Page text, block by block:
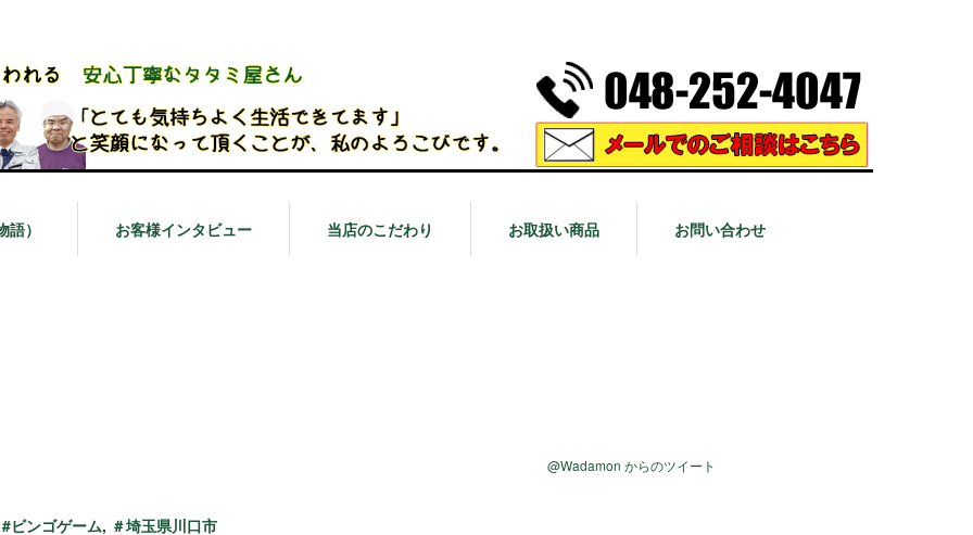
） お客様インタビュー 当店のこだわり お取扱い商品 お問い合わせ
#ビンゴゲーム, ＃埼玉県川口市
@Wadamon からのツイート